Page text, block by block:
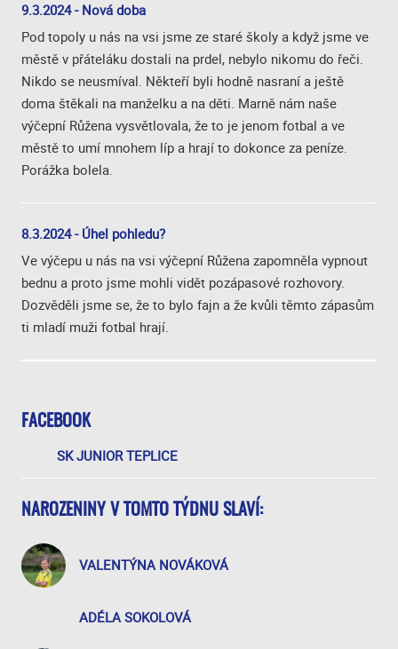
FACEBOOK
SK JUNIOR TEPLICE
NAROZENINY V TOMTO TÝDNU SLAVÍ:
VALENTÝNA NOVÁKOVÁ
ADÉLA SOKOLOVÁ
9.3.2024 - Nová doba
Pod topoly u nás na vsi jsme ze staré školy a když jsme ve
městě v přáteláku dostali na prdel, nebylo nikomu do řeči.
Nikdo se neusmíval. Někteří byli hodně nasraní a ještě
doma štěkali na manželku a na děti. Marně nám naše
výčepní Růžena vysvětlovala, že to je jenom fotbal a ve
městě to umí mnohem líp a hrají to dokonce za peníze.
Porážka bolela.
8.3.2024 - Úhel pohledu?
Ve výčepu u nás na vsi výčepní Růžena zapomněla vypnout
bednu a proto jsme mohli vidět pozápasové rozhovory.
Dozvěděli jsme se, že to bylo fajn a že kvůli těmto zápasům
ti mladí muži fotbal hrají.